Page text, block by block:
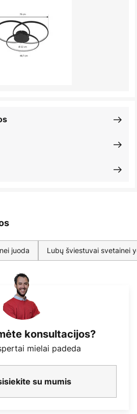
juoda Lubų šviestuvai svetainei
konsultacijos?
mielai padeda
su mumis